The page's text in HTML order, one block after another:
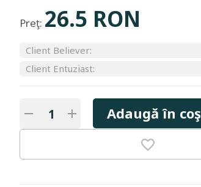
Preţ: 26.5 RON
Client Believer:
Client Entuziast:
Adaugă în coş